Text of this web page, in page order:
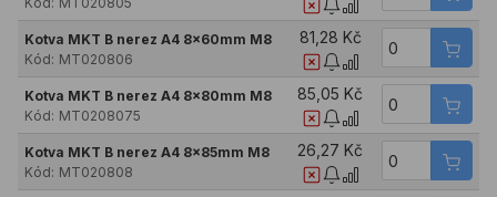
Kotva MKT B nerez A4 8x60mm M8
Kód: MT020806
81,28 Kč
Kotva MKT B nerez A4 8x80mm M8
Kód: MT0208075
85,05 Kč
Kotva MKT B nerez A4 8x85mm M8
Kód: MT020808
26,27 Kč